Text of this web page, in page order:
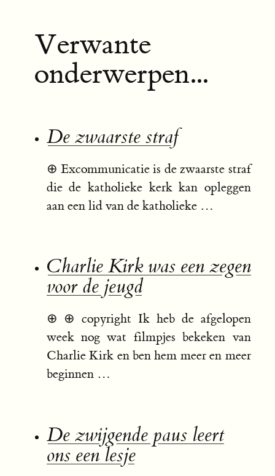
Verwante
onderwerpen...
De zwaarste straf
⊕Excommunicatie is de zwaarste straf
die de katholieke kerk kan opleggen
aan een lid van de katholieke …
Charlie Kirk was een zegen
voor de jeugd
⊕ ⊕ copyright Ik heb de afgelopen
week nog wat filmpjes bekeken van
Charlie Kirk en ben hem meer en meer
beginnen …
De zwijgende paus leert
ons een lesje